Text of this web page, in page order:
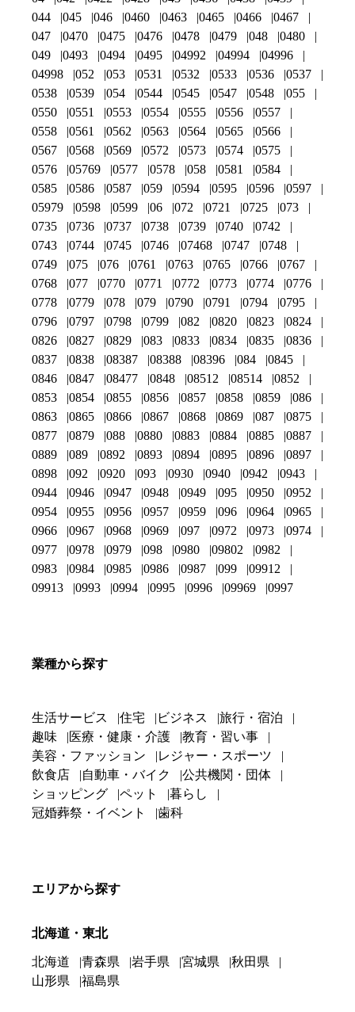
044
045 046 0460 0463 0465 0466
0467
047
0470 0475 0476 0478 0479 048
0480
049
0493 0494 0495 04992 04994
04996
04998
052 053 0531 0532 0533 0536
0537
0538
0539 054 0544 0545 0547 0548
055
0550
0551 0553 0554 0555 0556
0557
0558
0561 0562 0563 0564 0565
0566
0567
0568 0569 0572 0573 0574
0575
0576
05769 0577 0578 058 0581
0584
0585
0586 0587 059 0594 0595 0596
0597
05979
0598 0599 06 072 0721 0725
073
0735
0736 0737 0738 0739 0740
0742
0743
0744 0745 0746 07468 0747
0748
0749
075 076 0761 0763 0765 0766
0767
0768
077 0770 0771 0772 0773 0774
0776
0778
0779 078 079 0790 0791 0794
0795
0796
0797 0798 0799 082 0820 0823
0824
0826
0827 0829 083 0833 0834 0835
0836
0837
0838 08387 08388 08396 084
0845
0846
0847 08477 0848 08512 08514
0852
0853
0854 0855 0856 0857 0858 0859
086
0863
0865 0866 0867 0868 0869 087
0875
0877
0879 088 0880 0883 0884 0885
0887
0889
089 0892 0893 0894 0895 0896
0897
0898
092 0920 093 0930 0940 0942
0943
0944
0946 0947 0948 0949 095 0950
0952
0954
0955 0956 0957 0959 096 0964
0965
0966
0967 0968 0969 097 0972 0973
0974
0977
0978 0979 098 0980 09802
0982
0983
0984 0985 0986 0987 099
09912
09913
0993 0994 0995 0996 09969 0997
業種から探す
生活サービス 住宅 ビジネス
旅行・宿泊
趣味
医療・健康・介護
教育・習い事
美容・ファッション
レジャー・スポーツ
飲食店
自動車・バイク
公共機関・団体
ショッピング
ペット
暮らし
冠婚葬祭・イベント
歯科
エリアから探す
北海道・東北
北海道 青森県 岩手県 宮城県
秋田県
山形県
福島県